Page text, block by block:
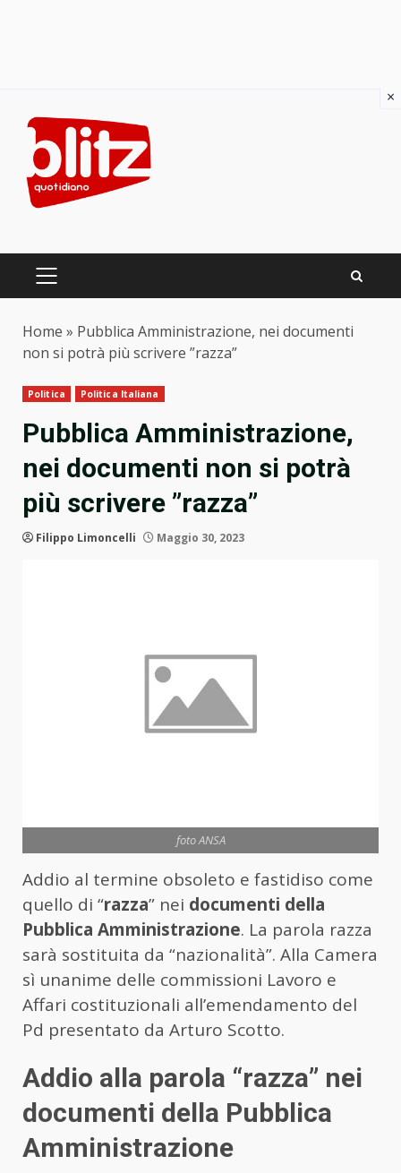
content
PRIMARY
Home » Pubblica Amministrazione, nei documenti
non si potrà più scrivere ”razza”
Politica Politica Italiana
Pubblica Amministrazione,
nei documenti non si potrà
più scrivere ”razza”
Filippo Limoncelli Maggio 30, 2023
foto ANSA
Addio al termine obsoleto e fastidiso come
quello di “razza” nei documenti della
Pubblica Amministrazione. La parola razza
sarà sostituita da “nazionalità”. Alla Camera
sì unanime delle commissioni Lavoro e
Affari costituzionali all’emendamento del
Pd presentato da Arturo Scotto.
Addio alla parola “razza” nei
documenti della Pubblica
Amministrazione
×